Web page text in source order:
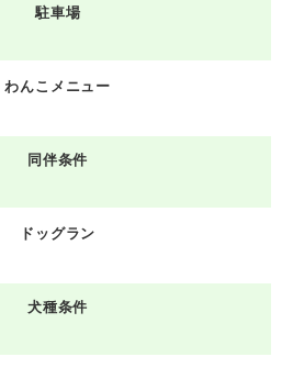
駐車場
わんこメニュー
同伴条件
ドッグラン
犬種条件